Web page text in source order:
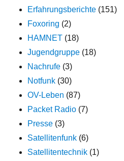
Erfahrungsberichte (151)
Foxoring (2)
HAMNET (18)
Jugendgruppe (18)
Nachrufe (3)
Notfunk (30)
OV-Leben (87)
Packet Radio (7)
Presse (3)
Satellitenfunk (6)
Satellitentechnik (1)